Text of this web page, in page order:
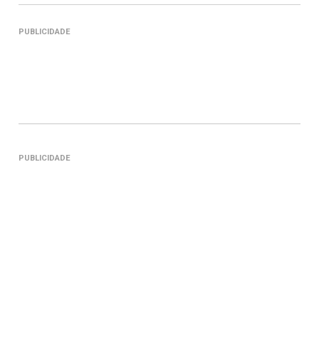
PUBLICIDADE
PUBLICIDADE